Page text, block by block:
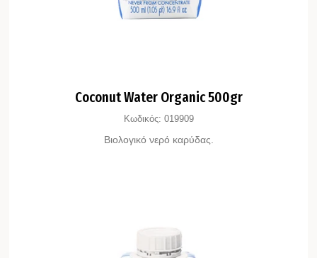
Coconut Water Organic 500gr
Κωδικός: 019909
Βιολογικό νερό καρύδας.